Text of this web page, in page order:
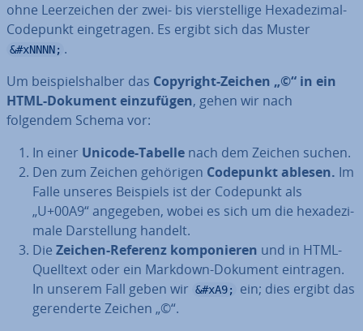
ohne Leer­zei­chen der zwei- bis vier­stel­li­ge He­xa­de­zi­mal-
Codepunkt ein­ge­tra­gen. Es ergibt sich das Muster
&#xNNNN; .
Um bei­spiels­hal­ber das Copyright-Zeichen „©“ in ein
HTML-Dokument ein­zu­fü­gen, gehen wir nach
folgendem Schema vor:
In einer Unicode-Tabelle nach dem Zeichen suchen.
Den zum Zeichen gehörigen Codepunkt ablesen. Im
Falle unseres Beispiels ist der Codepunkt als
„U+00A9“ angegeben, wobei es sich um die he­xa­de­zi­
ma­le Dar­stel­lung handelt.
Die Zeichen-Referenz kom­po­nie­ren und in HTML-
Quelltext oder ein Markdown-Dokument eintragen.
In unserem Fall geben wir &#xA9;
ein; dies ergibt das
ge­r­en­der­te Zeichen „©“.